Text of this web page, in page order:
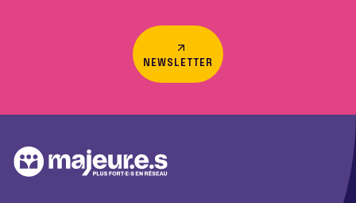
NEWSLETTER